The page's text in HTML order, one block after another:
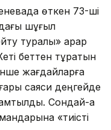
өткен 73-ші
шұғыл
туралы» қарар
беттен тұратын
жағдайларға
саяси деңгейде
Сондай-ақ
«тиісті